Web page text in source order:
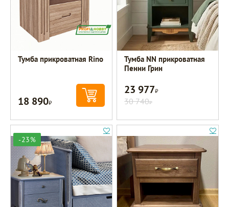
Тумба прикроватная Rino
18 890Р
Тумба NN прикроватная
Пенни Грин
23 977Р
30 740Р
-23%